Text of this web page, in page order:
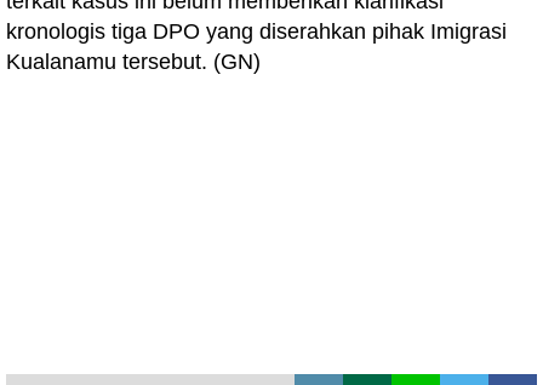
kronologis tiga DPO yang diserahkan pihak Imigrasi
Kualanamu tersebut. (GN)